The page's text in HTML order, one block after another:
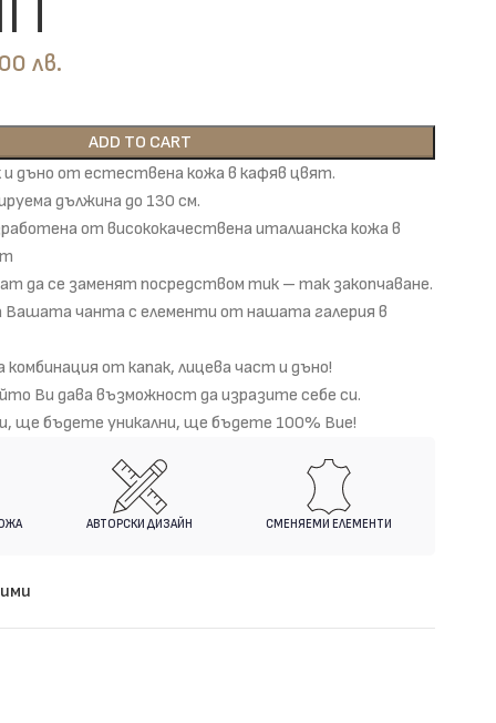
лв.
ADD TO CART
и дъно от естествена кожа в кафяв цвят.
дължина до 130 см.
от висококачествена италианска кожа в
да се заменят посредством тик – так закопчаване.
Вашата чанта с елементи от нашата галерия в
комбинация от капак, лицева част и дъно!
Ви дава възможност да изразите себе си.
ще бъдете уникални, ще бъдете 100% Вие!
АВТОРСКИ ДИЗАЙН СМЕНЯЕМИ ЕЛЕМЕНТИ